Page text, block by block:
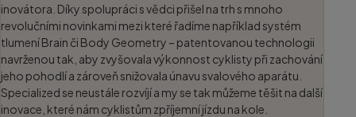
inovátora. Díky spolupráci s vědci přišel na trh s mnoho
revolučními novinkami mezi které řadíme například systém
tlumení Brain či Body Geometry – patentovanou technologii
navrženou tak, aby zvyšovala výkonnost cyklisty při zachování
jeho pohodlí a zároveň snižovala únavu svalového aparátu.
Specialized se neustále rozvíjí a my se tak můžeme těšit na další
inovace, které nám cyklistům zpříjemní jízdu na kole.